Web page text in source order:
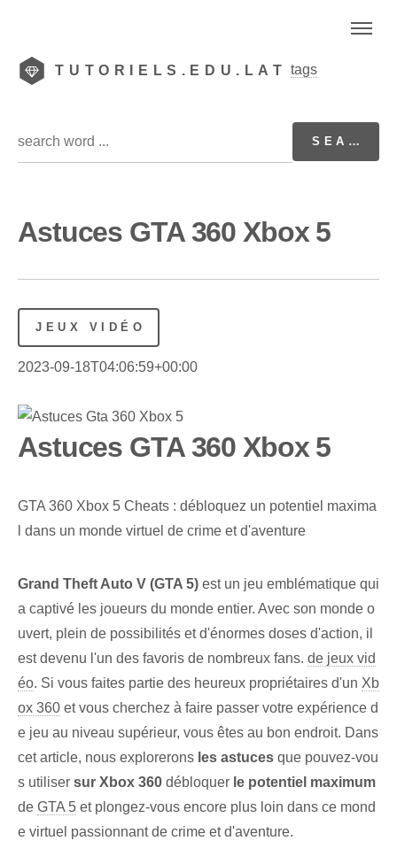
TUTORIELS.EDU.LAT tags
Astuces GTA 360 Xbox 5
JEUX VIDÉO
2023-09-18T04:06:59+00:00
Astuces GTA 360 Xbox 5
GTA 360 Xbox 5 Cheats : débloquez un potentiel maxima
l dans un monde virtuel de crime et d'aventure
Grand Theft Auto V (GTA 5) est un jeu emblématique qui
a captivé les joueurs du monde entier. Avec son monde o
uvert, plein de possibilités et d'énormes doses d'action, il
est devenu l'un des favoris de nombreux fans. de jeux vid
éo. ⁤Si vous faites partie des ⁤heureux propriétaires d'un Xb
ox 360 et vous cherchez à faire passer votre expérience d
e jeu au niveau supérieur, vous êtes au bon endroit. Dans
cet article, nous explorerons les astuces que pouvez-vou
s utiliser sur Xbox 360 débloquer le potentiel maximum
de⁣ GTA 5 et plongez-vous encore plus loin dans ce mond
e virtuel passionnant de crime et d'aventure.